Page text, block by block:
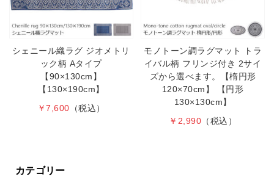
シェニール織ラグ ジオメトリ
ック柄 Aタイプ
【90×130cm】
【130×190cm】
￥7,600 （税込）
モノトーン調ラグマット トラ
イバル柄 フリンジ付き 2サイ
ズから選べます。【楕円形
120×70cm】 【円形
130×130cm】
￥2,990 （税込）
カテゴリー